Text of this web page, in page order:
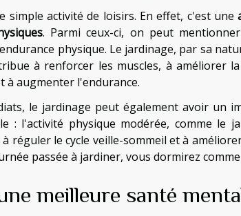
simple activité de loisirs. En effet, c'est une
. Parmi ceux-ci, on peut
physique. Le jardinage, par sa
à renforcer les muscles, à améliorer
à augmenter l'endurance.
le jardinage peut également avoir un
: l'activité physique modérée, comme le
réguler le cycle veille-sommeil et à
passée à jardiner, vous dormirez
meilleure santé